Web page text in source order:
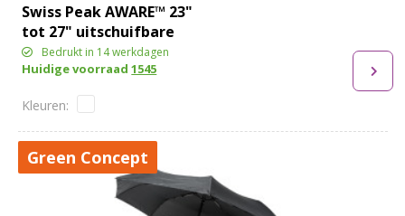
Swiss Peak AWARE™ 23"
tot 27" uitschuifbare
paraplu
Bedrukt in 14 werkdagen
Huidige voorraad1545
Green Concept